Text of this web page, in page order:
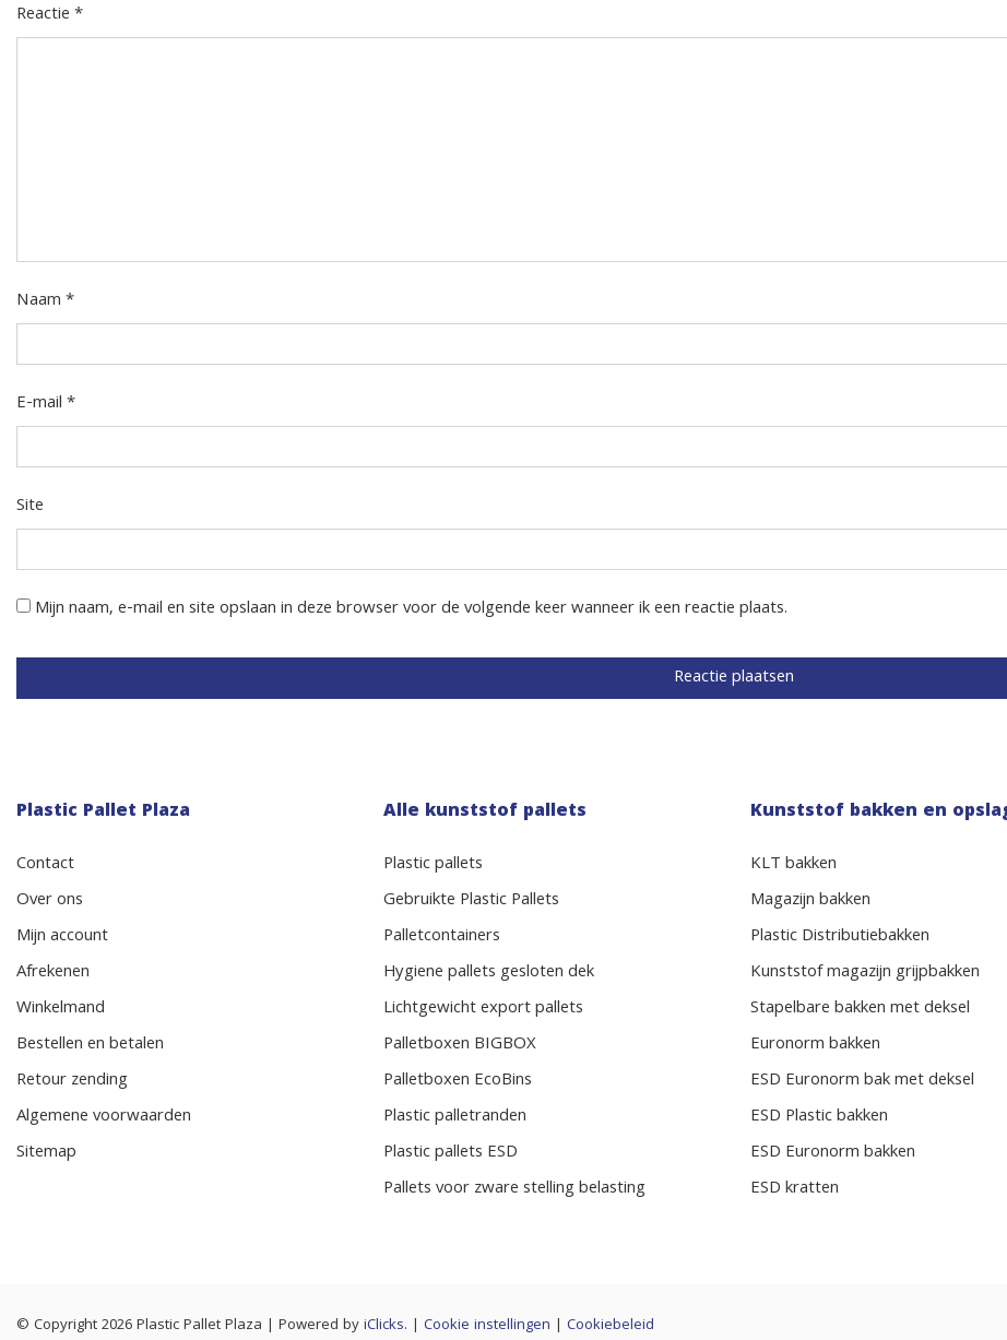
Reactie*
Naam*
E-mail*
Site
Mijn naam, e-mail en site opslaan in deze browser voor de volgende keer wanneer ik een reactie plaats.
Plastic Pallet Plaza
Contact
Over ons
Mijn account
Afrekenen
Winkelmand
Bestellen en betalen
Retour zending
Algemene voorwaarden
Sitemap
Alle kunststof pallets
Plastic pallets
Gebruikte Plastic Pallets
Palletcontainers
Hygiene pallets gesloten dek
Lichtgewicht export pallets
Palletboxen BIGBOX
Palletboxen EcoBins
Plastic palletranden
Plastic pallets ESD
Pallets voor zware stelling belasting
Kunststof bakken en
KLT bakken
Magazijn bakken
Plastic Distributiebakken
Kunststof magazijn grijpbakken
Stapelbare bakken met deksel
Euronorm bakken
ESD Euronorm bak met deksel
ESD Plastic bakken
ESD Euronorm bakken
ESD kratten
© Copyright 2026 Plastic Pallet Plaza | Powered byiClicks. | Cookie instellingen | Cookiebeleid